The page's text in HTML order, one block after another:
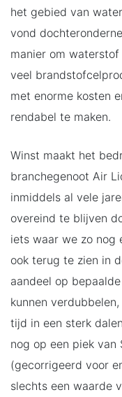
het gebied van
vond
manier om
veel
met enorme kosten
rendabel te maken.
Winst maakt het
branchegenoot Air
inmiddels al vele
overeind te blijven
iets waar we zo nog
ook terug te zien in
aandeel op
kunnen
tijd in een sterk
nog op een piek
(gecorrigeerd voor
slechts een waarde